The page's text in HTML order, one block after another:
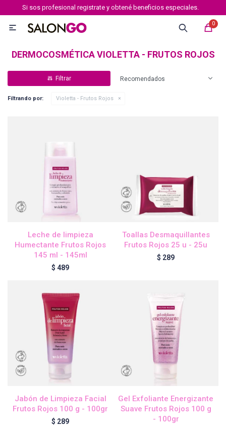
Si sos profesional registrate y obtené beneficios especiales.
0

DERMOCOSMÉTICA VIOLETTA - FRUTOS ROJOS
Recomendados
Filtrando por: Violetta - Frutos Rojos
Leche de limpieza
Humectante Frutos Rojos
145 ml - 145ml
$ 489
Toallas Desmaquillantes
Frutos Rojos 25 u - 25u
$ 289
Jabón de Limpieza Facial
Frutos Rojos 100 g - 100gr
$ 289
Gel Exfoliante Energizante
Suave Frutos Rojos 100 g
- 100gr
MI CUENTA
Essensity
Silhouette
BC Bonacure - Volume Boost
OSiS+
Oil Ultime